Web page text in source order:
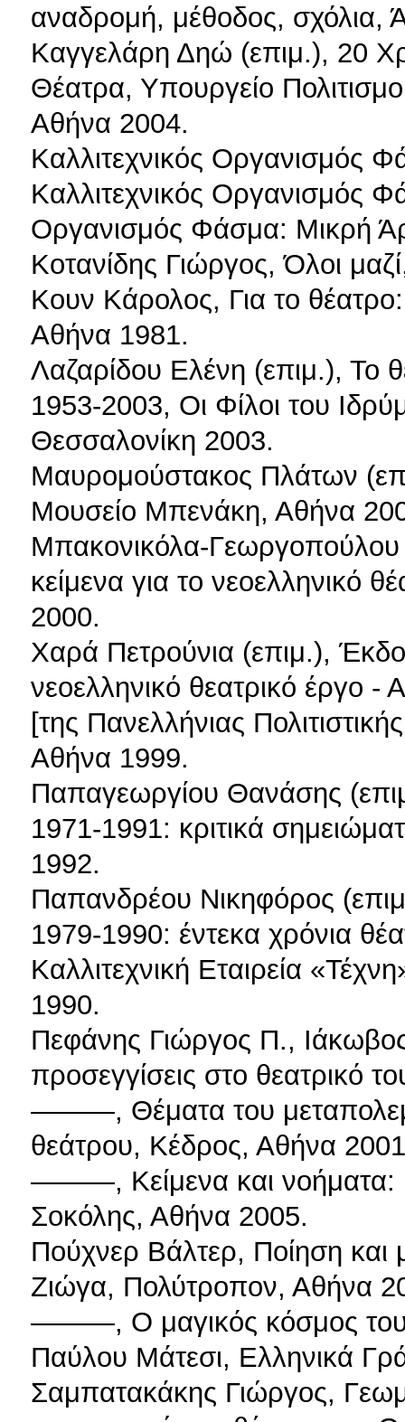
αναδρομή, μέθοδος, σχόλια,
Καγγελάρη Δηώ (επιμ.), 20
Θέατρα, Υπουργείο
Αθήνα 2004.
Καλλιτεχνικός Οργανισμός
Καλλιτεχνικός Οργανισμός
Οργανισμός Φάσμα: Μικρή
Κοτανίδης Γιώργος, Όλοι
Κουν Κάρολος, Για το θέατρο:
Αθήνα 1981.
Λαζαρίδου Ελένη (επιμ.), Το
1953-2003, Οι Φίλοι του
Θεσσαλονίκη 2003.
Μαυρομούστακος Πλάτων
Μουσείο Μπενάκη, Αθήνα
Μπακονικόλα-Γεωργοπούλου
κείμενα για το νεοελληνικό
2000.
Χαρά Πετρούνια (επιμ.),
νεοελληνικό θεατρικό έργο
[της Πανελλήνιας
Αθήνα 1999.
Παπαγεωργίου Θανάσης
1971-1991: κριτικά
1992.
Παπανδρέου Νικηφόρος
1979-1990: έντεκα χρόνια
Καλλιτεχνική Εταιρεία
1990.
Πεφάνης Γιώργος Π.,
προσεγγίσεις στο θεατρικό
———, Θέματα του
θεάτρου, Κέδρος, Αθήνα
———, Κείμενα και νοήματα:
Σοκόλης, Αθήνα 2005.
Πούχνερ Βάλτερ, Ποίηση και
Ζιώγα, Πολύτροπον, Αθήνα
———, Ο μαγικός κόσμος του
Παύλου Μάτεσι, Ελληνικά
Σαμπατακάκης Γιώργος,